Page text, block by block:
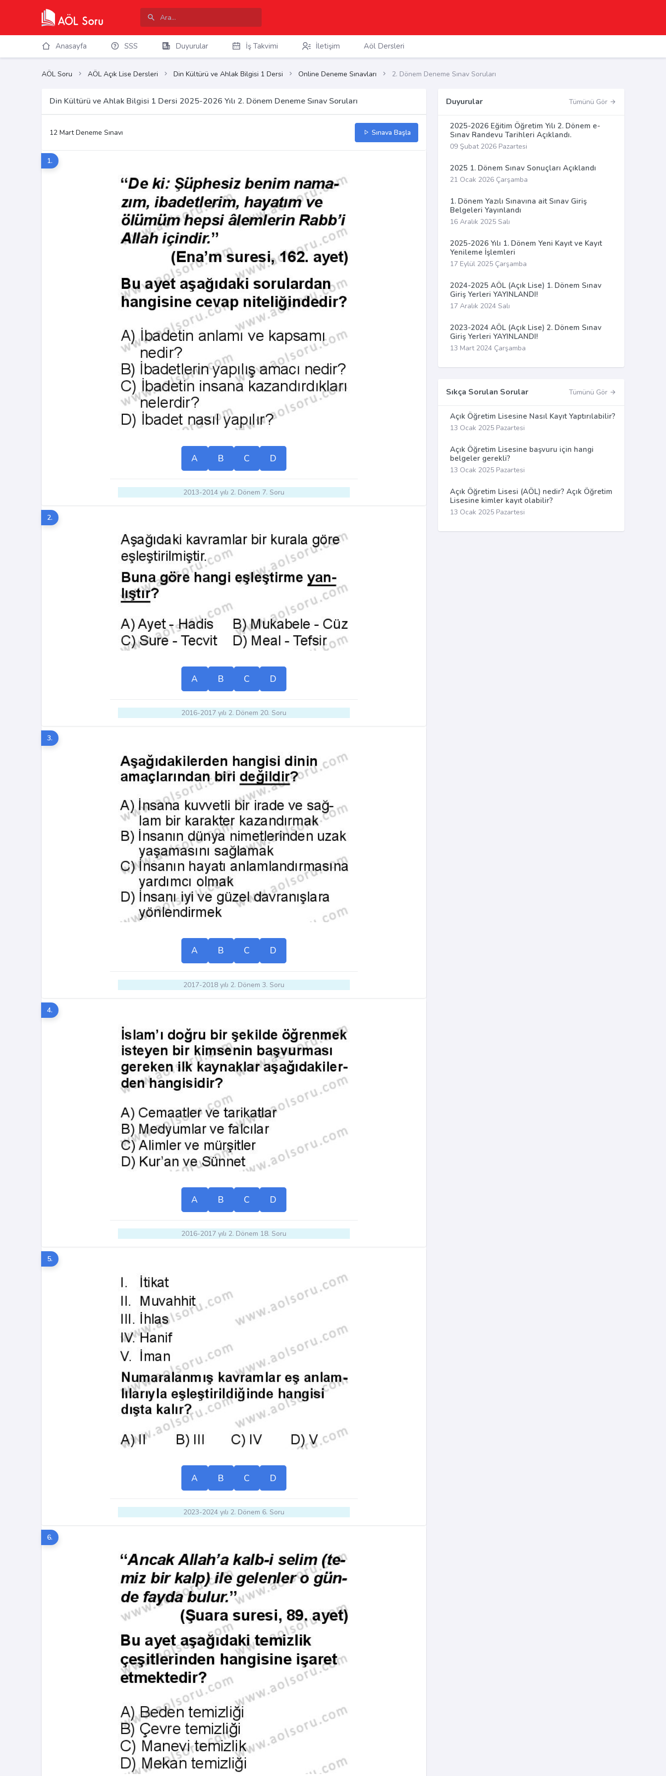
Anasayfa SSS Duyurular İş Takvimi İletişim Aöl Dersleri
AÖL Soru AÖL Açık Lise Dersleri Din Kültürü ve Ahlak Bilgisi 1 Dersi Online Deneme Sınavları 2. Dönem Deneme Sınav Soruları
Din Kültürü ve Ahlak Bilgisi 1 Dersi 2025-2026 Yılı 2. Dönem Deneme Sınav Soruları
12 Mart Deneme Sınavı Sınava Başla
1.
A B C D
2013-2014 yılı 2. Dönem 7. Soru
2.
A B C D
2016-2017 yılı 2. Dönem 20. Soru
3.
A B C D
2017-2018 yılı 2. Dönem 3. Soru
4.
A B C D
2016-2017 yılı 2. Dönem 18. Soru
5.
A B C D
2023-2024 yılı 2. Dönem 6. Soru
6.
Duyurular Tümünü Gör
2025-2026 Eğitim Öğretim Yılı 2. Dönem e-
Sınav Randevu Tarihleri Açıklandı.
09 Şubat 2026 Pazartesi
2025 1. Dönem Sınav Sonuçları Açıklandı
21 Ocak 2026 Çarşamba
1. Dönem Yazılı Sınavına ait Sınav Giriş
Belgeleri Yayınlandı
16 Aralık 2025 Salı
2025-2026 Yılı 1. Dönem Yeni Kayıt ve Kayıt
Yenileme İşlemleri
17 Eylül 2025 Çarşamba
2024-2025 AÖL (Açık Lise) 1. Dönem Sınav
Giriş Yerleri YAYINLANDI!
17 Aralık 2024 Salı
2023-2024 AÖL (Açık Lise) 2. Dönem Sınav
Giriş Yerleri YAYINLANDI!
13 Mart 2024 Çarşamba
Sıkça Sorulan Sorular Tümünü Gör
Açık Öğretim Lisesine Nasıl Kayıt Yaptırılabilir?
13 Ocak 2025 Pazartesi
Açık Öğretim Lisesine başvuru için hangi
belgeler gerekli?
13 Ocak 2025 Pazartesi
Açık Öğretim Lisesi (AÖL) nedir? Açık Öğretim
Lisesine kimler kayıt olabilir?
13 Ocak 2025 Pazartesi